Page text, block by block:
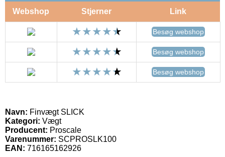
Webshop Stjerner Link
Besøg webshop
Besøg webshop
Besøg webshop
Navn: Finvægt SLICK
Kategori: Vægt
Producent: Proscale
Varenummer: SCPROSLK100
EAN: 716165162926